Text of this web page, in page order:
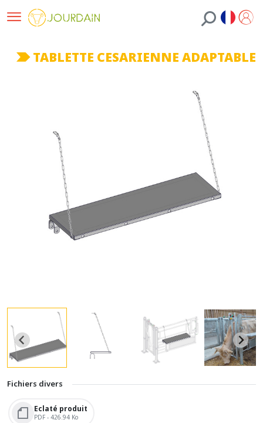
TABLETTE CESARIENNE ADAPTABLE
Fichiers divers
Eclaté produit
PDF - 426.94 Ko